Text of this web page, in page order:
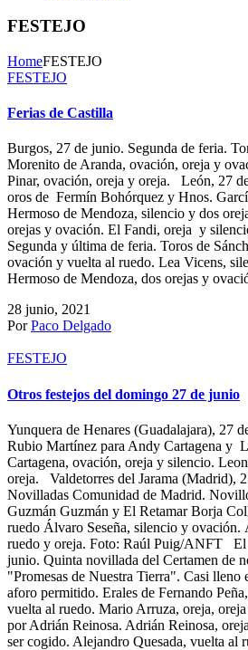
FESTEJO
HomeFESTEJO
FESTEJO
Ferias de Castilla
Burgos, 27 de junio. Segunda de feria.
Morenito de Aranda, ovación, oreja y
Pinar, ovación, oreja y oreja. León, 27
oros de Fermín Bohórquez y Hnos.
Hermoso de Mendoza, silencio y dos
orejas y ovación. El Fandi, oreja y
Segunda y última de feria. Toros de
ovación y vuelta al ruedo. Lea Vicens,
Hermoso de Mendoza, dos orejas y
28 junio, 2021
PorPaco Delgado
FESTEJO
Otros festejos del domingo 27 de junio
Yunquera de Henares (Guadalajara), 27
Rubio Martínez para Andy Cartagena y
Cartagena, ovación, oreja y silencio.
oreja. Valdetorres del Jarama (Madrid),
Novilladas Comunidad de Madrid.
Guzmán Guzmán y El Retamar Borja
ruedo Álvaro Seseña, silencio y
ruedo y oreja. Foto: Raúl Puig/ANFT
junio. Quinta novillada del Certamen de
"Promesas de Nuestra Tierra". Casi lleno
aforo permitido. Erales de Fernando
vuelta al ruedo. Mario Arruza, oreja,
por Adrián Reinosa. Adrián Reinosa,
ser cogido. Alejandro Quesada, vuelta al